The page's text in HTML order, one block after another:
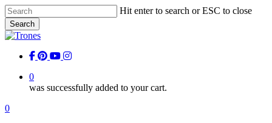
Skip
to
main
content
Hit enter to search or ESC to close
Search
Close
facebook
pinterest
youtubeinstagram
0
was successfully added to your cart.
Menu
0